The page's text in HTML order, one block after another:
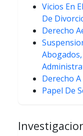
Vicios En
De
Derecho
Derecho A
Papel De